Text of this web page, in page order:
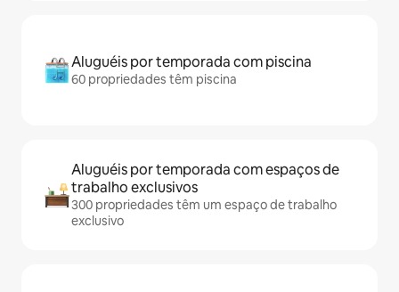
Aluguéis por temporada com piscina
60 propriedades têm piscina
Aluguéis por temporada com espaços de
trabalho exclusivos
300 propriedades têm um espaço de trabalho
exclusivo